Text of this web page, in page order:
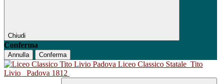
Chiudi
Conferma
Annulla Conferma
Liceo Classico Statale Tito
Livio
Padova 1812